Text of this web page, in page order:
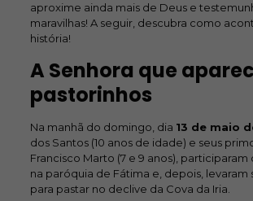
aproxime ainda mais de Deus e
maravilhas! A seguir, descubra como
história!
A Senhora que
pastorinhos
Na manhã do domingo, dia 13 de maio
dos Santos (10 anos de idade) e seus
Francisco Marto (7 e 9 anos), participaram
na paróquia de Fátima e, depois, levaram
para pastar no declive da Cova da Iria.